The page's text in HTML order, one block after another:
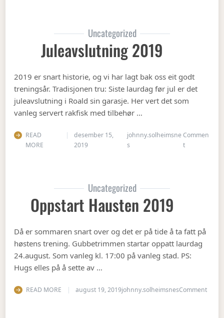
Uncategorized
Juleavslutning 2019
2019 er snart historie, og vi har lagt bak oss eit godt
treningsår. Tradisjonen tru: Siste laurdag før jul er det
juleavslutning i Roald sin garasje. Her vert det som
vanleg servert rakfisk med tilbehør …
READ
MORE
desember 15,
2019
johnny.solheimsne
s
Commen
ton
Uncategorized
Oppstart Hausten 2019
Då er sommaren snart over og det er på tide å ta fatt på
høstens trening. Gubbetrimmen startar oppatt laurdag
24.august. Som vanleg kl. 17:00 på vanleg stad. PS:
Hugs elles på å sette av …
READ MORE august 19, 2019johnny.solheimsnesCommenton